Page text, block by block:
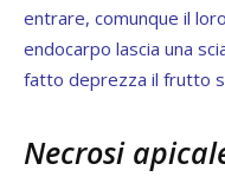
entrare, comunque il
endocarpo lascia una
fatto deprezza il frutto
Necrosi